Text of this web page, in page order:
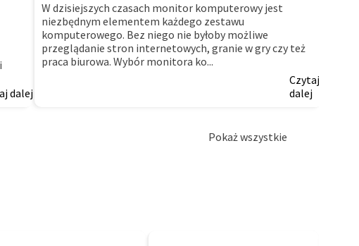
dalej
W dzisiejszych czasach monitor komputerowy jest
niezbędnym elementem każdego zestawu
komputerowego. Bez niego nie byłoby możliwe
przeglądanie stron internetowych, granie w gry czy też
praca biurowa. Wybór monitora ko...
Czytaj
dalej
Pokaż wszystkie